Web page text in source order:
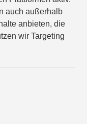
auch außerhalb
anbieten, die
wir Targeting
Klasse: C.
Club
4,9 l/100
111 g/km; CO₂-
kombinierter